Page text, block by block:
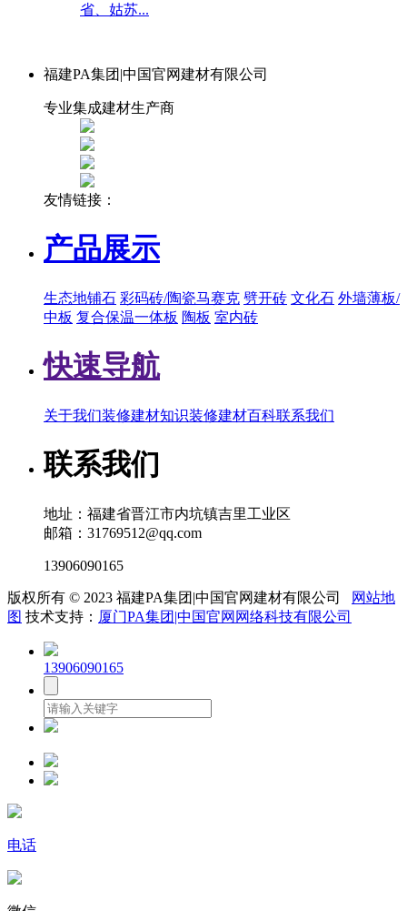
省、姑苏...
福建PA集团|中国官网建材有限公司
专业集成建材生产商
友情链接：
产品展示
生态地铺石 彩码砖/陶瓷马赛克 劈开砖 文化石 外墙薄板/
中板 复合保温一体板 陶板 室内砖
快速导航
关于我们装修建材知识装修建材百科联系我们
联系我们
地址：福建省晋江市内坑镇吉里工业区
邮箱：31769512@qq.com
13906090165
版权所有 © 2023 福建PA集团|中国官网建材有限公司
网站地
图 技术支持： 厦门PA集团|中国官网网络科技有限公司
13906090165
电话